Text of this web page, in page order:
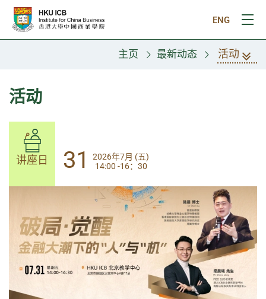
跳往主要内容
ENG
打
主页 最新动态 活动
活动
讲座日 31
2026年7月 (五)
14:00-17:30
讲座日 31
2026年7月 (五)
14:00 -16：30